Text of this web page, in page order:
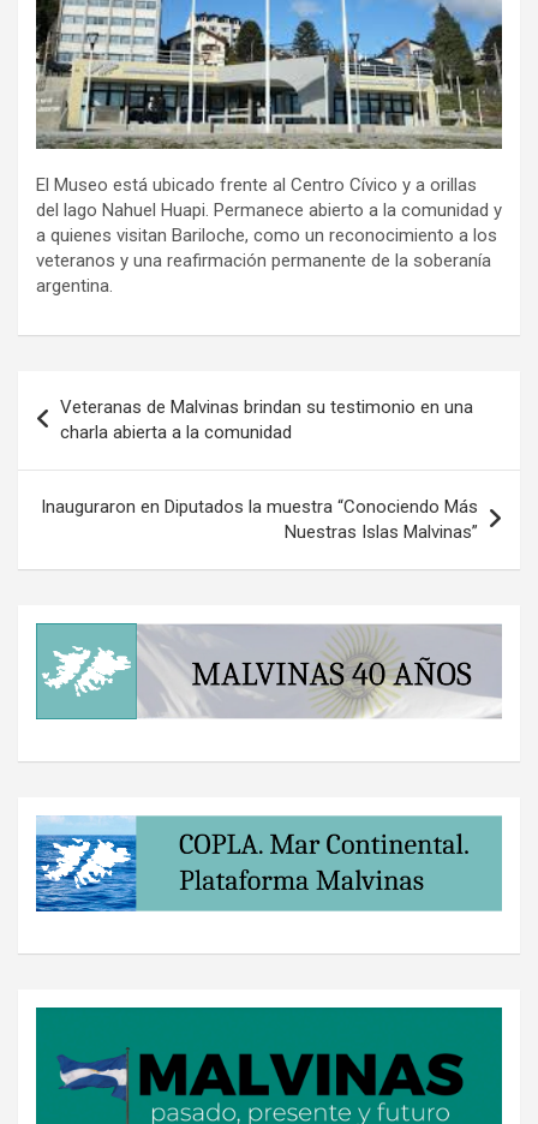
El Museo está ubicado frente al Centro Cívico y a orillas
del lago Nahuel Huapi. Permanece abierto a la comunidad y
a quienes visitan Bariloche, como un reconocimiento a los
veteranos y una reafirmación permanente de la soberanía
argentina.
de
entradas
Veteranas de Malvinas brindan su testimonio en una
charla abierta a la comunidad
Inauguraron en Diputados la muestra “Conociendo Más
Nuestras Islas Malvinas”